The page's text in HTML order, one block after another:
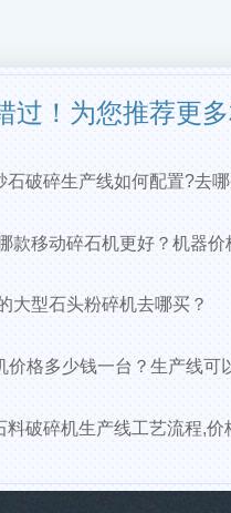
过！为您推荐更
破碎生产线如何配置?去哪买
款移动碎石机更好？机器价
大型石头粉碎机去哪买？
格多少钱一台？生产线可以配
料破碎机生产线工艺流程,价